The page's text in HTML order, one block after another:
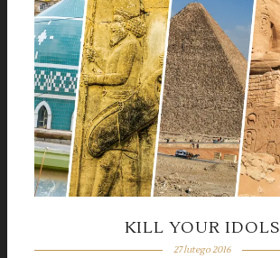
KILL YOUR IDOLS
27 lutego 2016